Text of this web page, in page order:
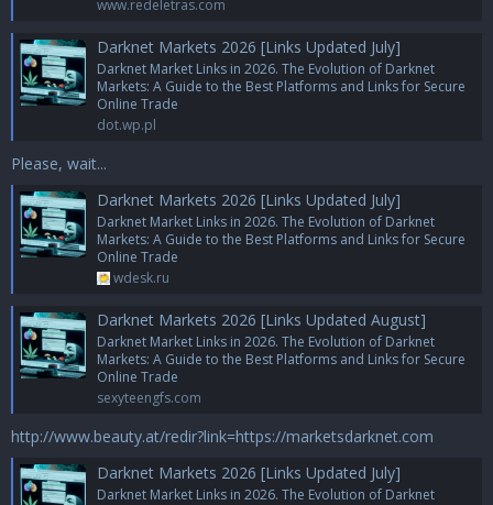
www.redeletras.com
Darknet Markets 2026 [Links Updated July]
Darknet Market Links in 2026. The Evolution of Darknet
Markets: A Guide to the Best Platforms and Links for Secure
Online Trade
dot.wp.pl
Please, wait...
Darknet Markets 2026 [Links Updated July]
Darknet Market Links in 2026. The Evolution of Darknet
Markets: A Guide to the Best Platforms and Links for Secure
Online Trade
wdesk.ru
Darknet Markets 2026 [Links Updated August]
Darknet Market Links in 2026. The Evolution of Darknet
Markets: A Guide to the Best Platforms and Links for Secure
Online Trade
sexyteengfs.com
http://www.beauty.at/redir?link=https://marketsdarknet.com
Darknet Markets 2026 [Links Updated July]
Darknet Market Links in 2026. The Evolution of Darknet